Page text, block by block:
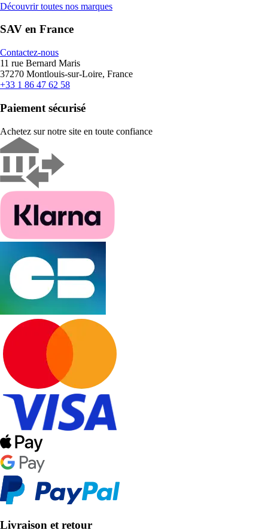
Découvrir toutes nos marques
SAV en France
Contactez-nous
11 rue Bernard Maris
37270 Montlouis-sur-Loire, France
+33 1 86 47 62 58
Paiement sécurisé
Achetez sur notre site en toute confiance
Livraison et retour